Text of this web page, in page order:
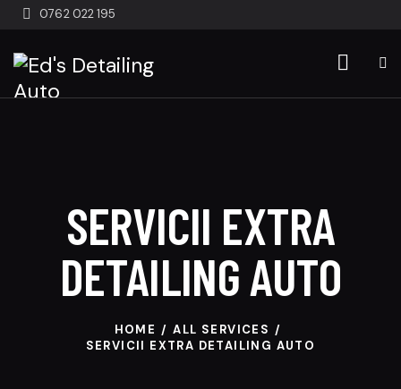
0762 022 195
SERVICII EXTRA
DETAILING AUTO
HOME
ALL SERVICES
SERVICII EXTRA DETAILING AUTO